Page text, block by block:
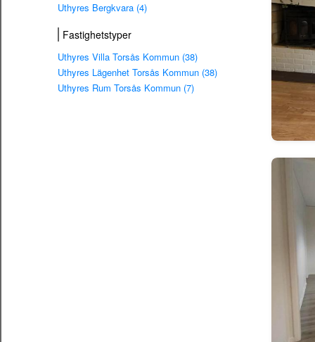
Uthyres Bergkvara (4)
Fastighetstyper
Uthyres Villa Torsås Kommun (38)
Uthyres Lägenhet Torsås Kommun (38)
Uthyres Rum Torsås Kommun (7)